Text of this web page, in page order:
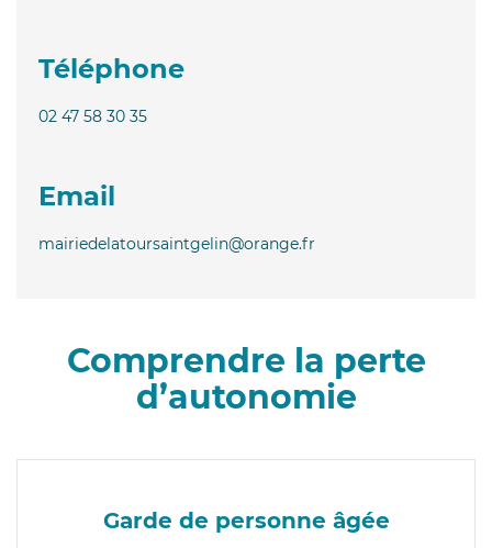
Téléphone
02 47 58 30 35
Email
mairiedelatoursaintgelin@orange.fr
Comprendre la perte
d’autonomie
Garde de personne âgée